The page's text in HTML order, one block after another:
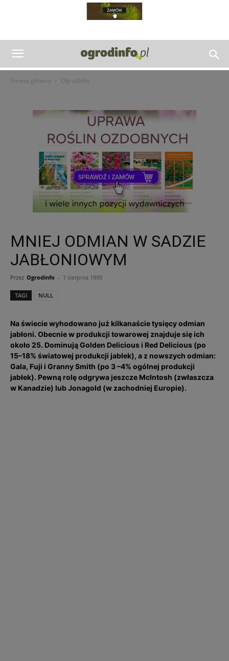
Strona główna Ogrodinfo
MNIEJ ODMIAN W SADZIE
JABŁONIOWYM
Przez Ogrodinfo - 1 sierpnia 1999
TAGI NULL
Na świecie wyhodowano już kilkanaście tysięcy odmian
jabłoni. Obecnie w produkcji towarowej znajduje się ich
około 25. Dominują Golden Delicious i Red Delicious (po
15–18% światowej produkcji jabłek), a z nowszych odmian:
Gala, Fuji i Granny Smith (po 3 –4% ogólnej produkcji
jabłek). Pewną rolę odgrywa jeszcze McIntosh (zwłaszcza
w Kanadzie) lub Jonagold (w zachodniej Europie).